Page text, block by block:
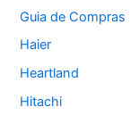
Guia de Compras
Haier
Heartland
Hitachi